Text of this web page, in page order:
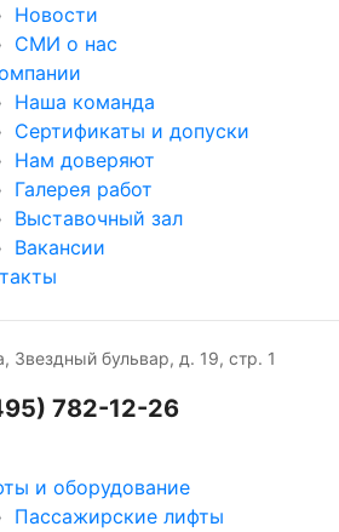
Новости
СМИ о нас
Наша команда
Сертификаты и допуски
Нам доверяют
Галерея работ
Выставочный зал
Вакансии
Звездный бульвар, д. 19, стр. 1
782-12-26
и оборудование
Пассажирские лифты